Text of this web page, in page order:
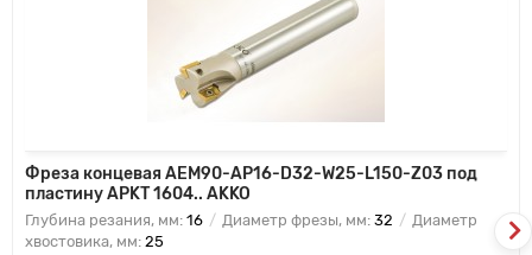
Фреза концевая AEM90-AP16-D32-W25-L150-Z03 под
пластину APKT 1604.. AKKO
Глубина резания, мм: 16 Диаметр фрезы, мм: 32
Диаметр
хвостовика, мм: 25